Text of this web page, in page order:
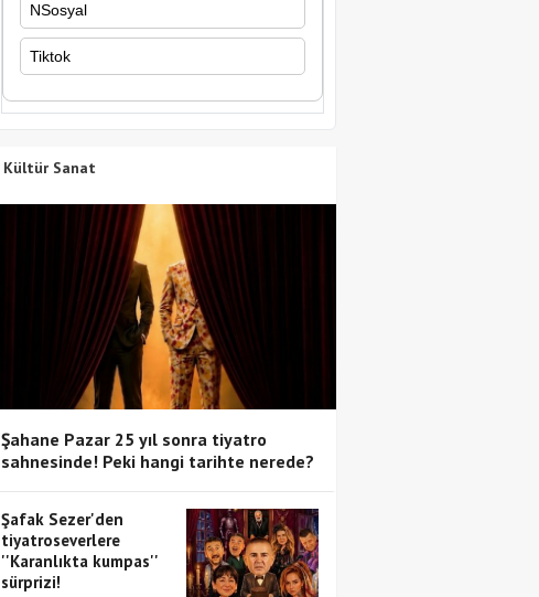
NSosyal
Tiktok
Kültür Sanat
Şahane Pazar 25 yıl sonra tiyatro
sahnesinde! Peki hangi tarihte nerede?
Şafak Sezer'den
tiyatroseverlere
''Karanlıkta kumpas''
sürprizi!